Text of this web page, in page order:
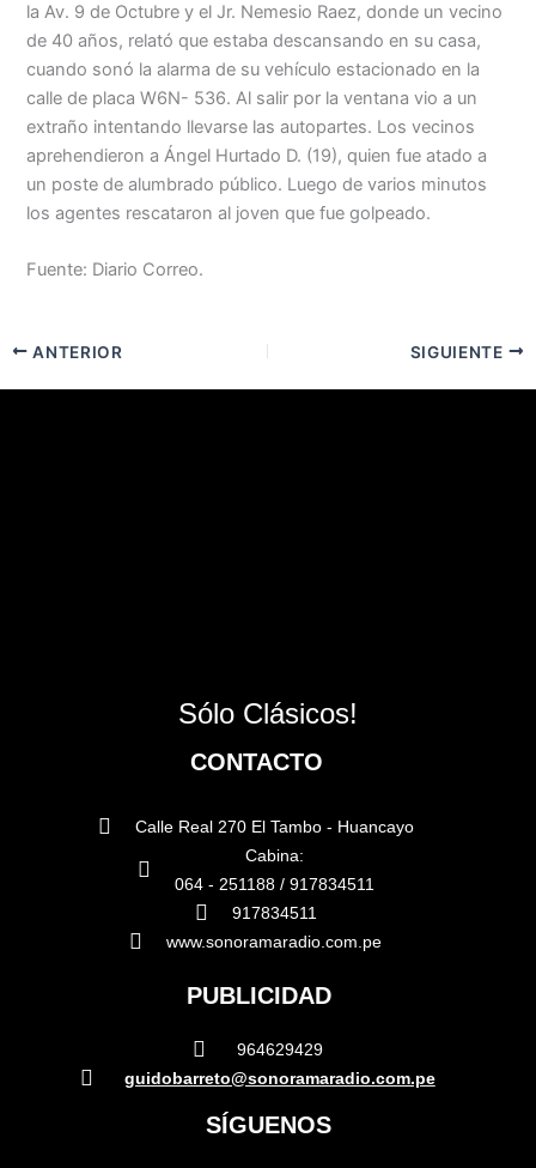
la Av. 9 de Octubre y el Jr. Nemesio Raez, donde un vecino
de 40 años, relató que estaba descansando en su casa,
cuando sonó la alarma de su vehículo estacionado en la
calle de placa W6N- 536. Al salir por la ventana vio a un
extraño intentando llevarse las autopartes. Los vecinos
aprehendieron a Ángel Hurtado D. (19), quien fue atado a
un poste de alumbrado público. Luego de varios minutos
los agentes rescataron al joven que fue golpeado.
Fuente: Diario Correo.
ANTERIOR SIGUIENTE
Sólo Clásicos!
CONTACTO
Calle Real 270 El Tambo - Huancayo
Cabina:
064 - 251188 / 917834511
917834511
www.sonoramaradio.com.pe
PUBLICIDAD
964629429
guidobarreto@sonoramaradio.com.pe
SÍGUENOS